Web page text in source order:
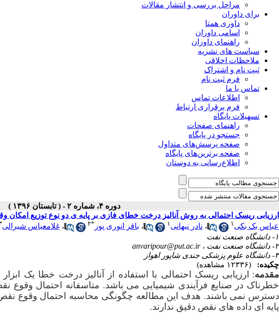
مراحل بررسی و انتشار مقالات
برای داوران
داوری همتا
اسامی داوران
راهنمای داوران
سیاست های نشریه
ملاحظات اخلاقی
ثبت نام و اشتراک
فرم ثبت نام
تماس با ما
اطلاعات تماس
فرم برقراری ارتباط
تسهیلات پایگاه
راهنمای صفحات
جستجو در پایگاه
صفحه پرسش‌های متداول
صفحه برترین‌های پایگاه
اطلاع‌رسانی به دوستان
دوره ۴، شماره ۲ - ( تابستان ۱۳۹۶ )
ارزیابی ریسک احتمالی به روش آنالیز درخت خطای فازی بر پایه ی دو نوع توزیع امکان
عباس بک بکی ۱ ، نادر نبهانی ۱ ، باقر انوری پور *۲ ، غلامعباس شیرالی
۱- دانشگاه صنعت نفت
۲- دانشگاه صنعت نفت ،
anvaripour@put.ac.ir
۳- دانشگاه علوم پزشکی جندی شاپور اهواز
چکیده:
(۱۲۳۳۶ مشاهده)
مقدمه: ارزیابی ریسک احتمالی با استفاده از آنالیز درخت خطا یک
خطرناک در صنایع فرآیندی شیمیایی می باشد. متاسفانه احتمال وقوع
دسترس نمی باشند. هدف این مطالعه چگونگی محاسبه احتمال وقوع نقص
پایه ای داده های نقص دقیق ندارند.